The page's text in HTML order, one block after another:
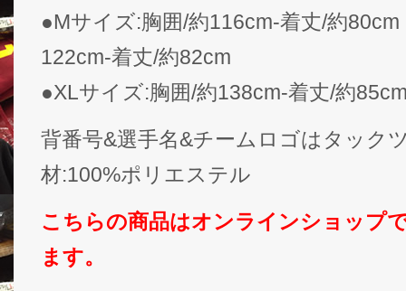
●Mサイズ:胸囲/約116cm-着丈/約
122cm-着丈/約82cm
●XLサイズ:胸囲/約138cm-着丈/約
背番号&選手名&チームロゴはタッ
材:100%ポリエステル
こちらの商品はオンラインショップ
ます。